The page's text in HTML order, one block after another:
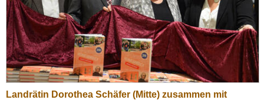
Landrätin Dorothea Schäfer (Mitte) zusammen mit